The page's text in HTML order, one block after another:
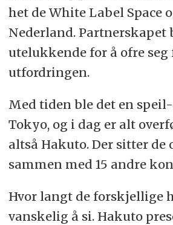
het de White Label Space
Nederland. Partnerskapet
utelukkende for å ofre seg
utfordringen.
Med tiden ble det en
Tokyo, og i dag er alt
altså Hakuto. Der sitter de
sammen med 15 andre
Hvor langt de forskjellige
vanskelig å si. Hakuto